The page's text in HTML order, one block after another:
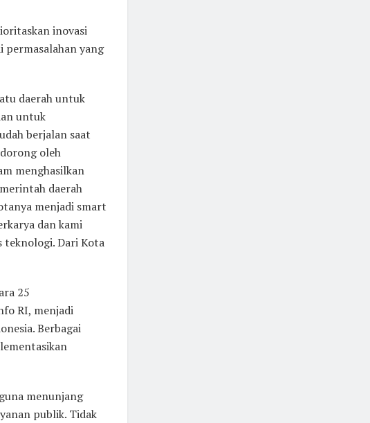
inovasi
permasalahan yang
daerah untuk
untuk
berjalan saat
oleh
menghasilkan
daerah
menjadi smart
dan kami
teknologi. Dari Kota
25
RI, menjadi
Berbagai
menunjang
publik. Tidak